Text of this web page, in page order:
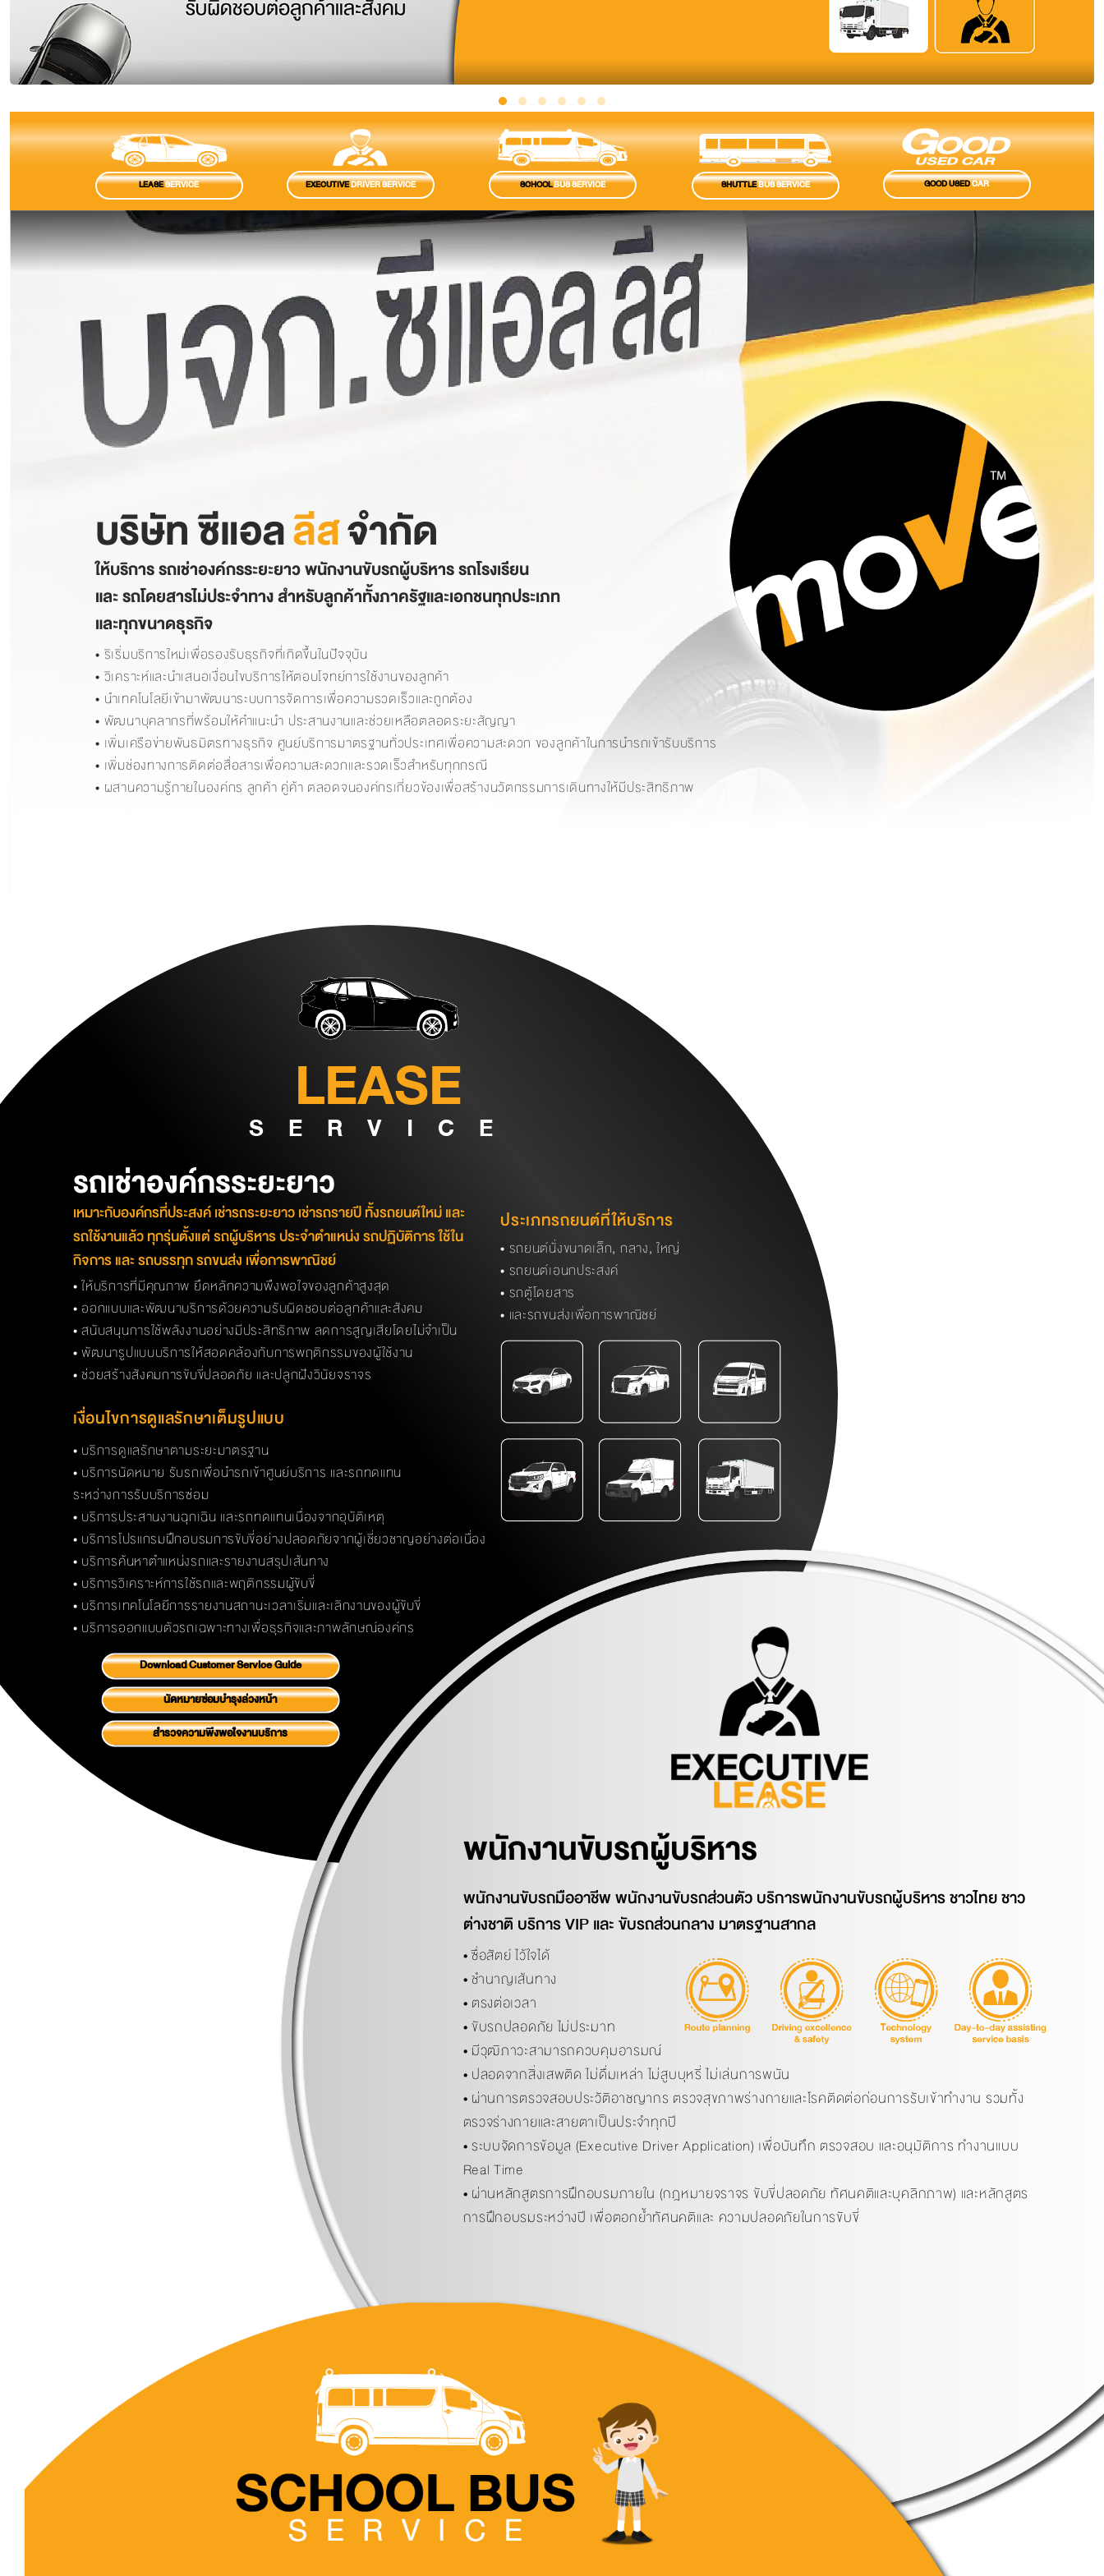
LEASESERVICE EXECUTIVEDRIVER SERVICE SCHOOLBUS SERVICE SHUTTLEBUS SERVICE GOOD USEDCAR
บริษัท ซีแอลลีสจำกัด
ให้บริการ รถเช่าองค์กรระยะยาว พนักงานขับรถผู้บริหาร รถโรงเรียน
และ รถโดยสารไม่ประจำทาง สำหรับลูกค้าทั้งภาครัฐและเอกชนทุกประเภท
และทุกขนาดธุรกิจ
• ริเริ่มบริการใหม่เพื่อรองรับธุรกิจที่เกิดขึ้นในปัจจุบัน
• วิเคราะห์และนำเสนอเงื่อนไขบริการให้ตอบโจทย์การใช้งานของลูกค้า
• นำเทคโนโลยีเข้ามาพัฒนาระบบการจัดการเพื่อความรวดเร็วและถูกต้อง
• พัฒนาบุคลากรที่พร้อมให้คำแนะนำ ประสานงานและช่วยเหลือตลอดระยะสัญญา
• เพิ่มเครือข่ายพันธมิตรทางธุรกิจ ศูนย์บริการมาตรฐานทั่วประเทศเพื่อความสะดวก ของลูกค้าในการนำรถเข้ารับบริการ
• เพิ่มช่องทางการติดต่อสื่อสารเพื่อความสะดวกและรวดเร็วสำหรับทุกกรณี
• ผสานความรู้ภายในองค์กร ลูกค้า คู่ค้า ตลอดจนองค์กรเกี่ยวข้องเพื่อสร้างนวัตกรรมการเดินทางให้มีประสิทธิภาพ
LEASE
SERVICE
รถเช่าองค์กรระยะยาว
เหมาะกับองค์กรที่ประสงค์ เช่ารถระยะยาว เช่ารถรายปี ทั้งรถยนต์ใหม่ และ
รถใช้งานแล้ว ทุกรุ่นตั้งแต่ รถผู้บริหาร ประจำตำแหน่ง รถปฏิบัติการ ใช้ใน
กิจการ และ รถบรรทุก รถขนส่ง เพื่อการพาณิชย์
• ให้บริการที่มีคุณภาพ ยึดหลักความพึงพอใจของลูกค้าสูงสุด
• ออกแบบและพัฒนาบริการด้วยความรับผิดชอบต่อลูกค้าและสังคม
• สนับสนุนการใช้พลังงานอย่างมีประสิทธิภาพ ลดการสูญเสียโดยไม่จำเป็น
• พัฒนารูปแบบบริการให้สอดคล้องกับการพฤติกรรมของผู้ใช้งาน
• ช่วยสร้างสังคมการขับขี่ปลอดภัย และปลูกฝังวินัยจราจร
เงื่อนไขการดูแลรักษาเต็มรูปแบบ
• บริการดูแลรักษาตามระยะมาตรฐาน
• บริการนัดหมาย รับรถเพื่อนำรถเข้าศูนย์บริการ และรถทดแทน
ระหว่างการรับบริการซ่อม
• บริการประสานงานฉุกเฉิน และรถทดแทนเนื่องจากอุบัติเหตุ
• บริการโปรแกรมฝึกอบรมการขับขี่อย่างปลอดภัยจากผู้เชี่ยวชาญอย่างต่อเนื่อง
• บริการค้นหาตำแหน่งรถและรายงานสรุปเส้นทาง
• บริการวิเคราะห์การใช้รถและพฤติกรรมผู้ขับขี่
• บริการเทคโนโลยีการรายงานสถานะเวลาเริ่มและเลิกงานของผู้ขับขี่
• บริการออกแบบตัวรถเฉพาะทางเพื่อธุรกิจและภาพลักษณ์องค์กร
Download Customer Service Guide
นัดหมายซ่อมบำรุงล่วงหน้า
สำรวจความพึงพอใจงานบริการ
ประเภทรถยนต์ที่ให้บริการ
• รถยนต์นั่งขนาดเล็ก, กลาง, ใหญ่
• รถยนต์เอนกประสงค์
• รถตู้โดยสาร
• และรถขนส่งเพื่อการพาณิชย์
พนักงานขับรถผู้บริหาร
พนักงานขับรถมืออาชีพ พนักงานขับรถส่วนตัว บริการพนักงานขับรถผู้บริหาร ชาวไทย ชาว
ต่างชาติ บริการ VIP และ ขับรถส่วนกลาง มาตรฐานสากล
• ซื่อสัตย์ ไว้ใจได้
• ชำนาญเส้นทาง
• ตรงต่อเวลา
• ขับรถปลอดภัย ไม่ประมาท
• มีวุฒิภาวะสามารถควบคุมอารมณ์
• ปลอดจากสิ่งเสพติด ไม่ดื่มเหล่า ไม่สูบบุหรี่ ไม่เล่นการพนัน
• ผ่านการตรวจสอบประวัติอาชญากร ตรวจสุขภาพร่างกายและโรคติดต่อก่อนการรับเข้าทำงาน รวมทั้ง
ตรวจร่างกายและสายตาเป็นประจำทุกปี
• ระบบจัดการข้อมูล (Executive Driver Application) เพื่อบันทึก ตรวจสอบ และอนุมัติการ ทำงานแบบ
Real Time
• ผ่านหลักสูตรการฝึกอบรมภายใน (กฎหมายจราจร ขับขี่ปลอดภัย ทัศนคติและบุคลิกภาพ) และหลักสูตร
การฝึกอบรมระหว่างปี เพื่อตอกย้ำทัศนคติและ ความปลอดภัยในการขับขี่